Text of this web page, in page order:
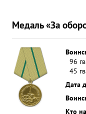
Медаль «За
96
45
Дата
Кто